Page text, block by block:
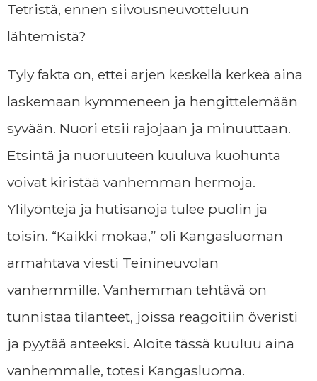
Tetristä, ennen siivousneuvotteluun
lähtemistä?
Tyly fakta on, ettei arjen keskellä kerkeä aina
laskemaan kymmeneen ja hengittelemään
syvään. Nuori etsii rajojaan ja minuuttaan.
Etsintä ja nuoruuteen kuuluva kuohunta
voivat kiristää vanhemman hermoja.
Ylilyöntejä ja hutisanoja tulee puolin ja
toisin. “Kaikki mokaa,” oli Kangasluoman
armahtava viesti Teinineuvolan
vanhemmille. Vanhemman tehtävä on
tunnistaa tilanteet, joissa reagoitiin överisti
ja pyytää anteeksi. Aloite tässä kuuluu aina
vanhemmalle, totesi Kangasluoma.